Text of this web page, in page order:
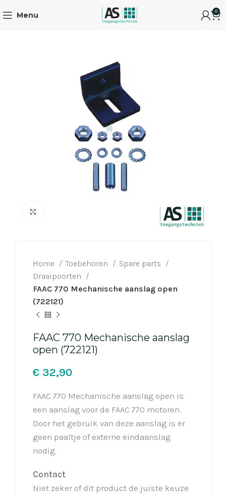
Menu 0
Home Toebehoren
Spare parts
Draaipoorten
FAAC 770 Mechanische aanslag open
(722121)
FAAC 770 Mechanische aanslag
open (722121)
€
FAAC 770 Mechanische aanslag open is
een aanslag voor de FAAC 770 motoren.
Door het gebruik van deze aanslag is er
geen paaltje of externe eindaanslag
nodig.
Contact
Niet zeker of dit product de juiste keuze